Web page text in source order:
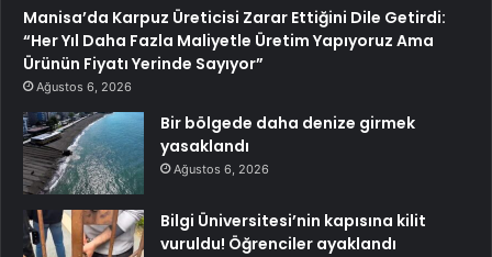
Manisa’da Karpuz Üreticisi Zarar Ettiğini Dile Getirdi:
“Her Yıl Daha Fazla Maliyetle Üretim Yapıyoruz Ama
Ürünün Fiyatı Yerinde Sayıyor”
Ağustos 6, 2026
Bir bölgede daha denize girmek
yasaklandı
Ağustos 6, 2026
Bilgi Üniversitesi’nin kapısına kilit
vuruldu! Öğrenciler ayaklandı